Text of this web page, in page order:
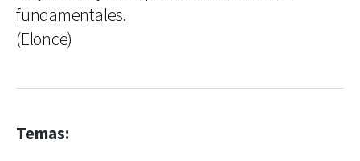
fundamentales.
(Elonce)
Temas: